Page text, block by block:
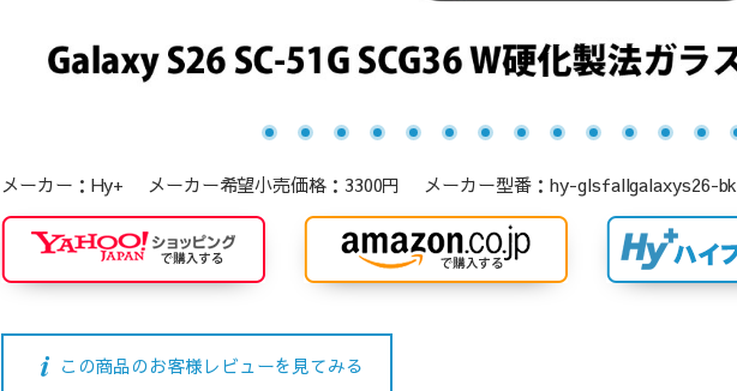
メーカー：Hy+ メーカー希望小売価格：3300円 メーカー型番：hy-glsfallgalaxys26-bk
この商品のお客様レビューを見てみる